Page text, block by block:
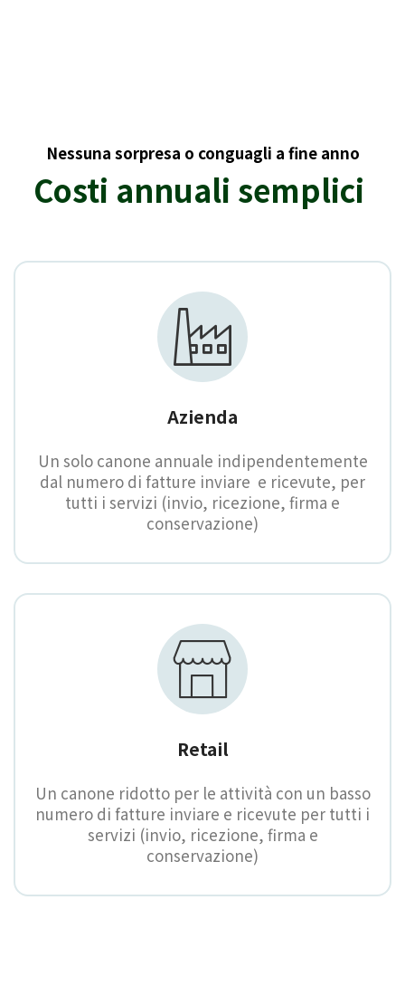
Nessuna sorpresa o conguagli a fine anno
Costi annuali semplici
Azienda
Un solo canone annuale indipendentemente
dal numero di fatture inviare e ricevute, per
tutti i servizi (invio, ricezione, firma e
conservazione)
Retail
Un canone ridotto per le attività con un basso
numero di fatture inviare e ricevute per tutti i
servizi (invio, ricezione, firma e
conservazione)